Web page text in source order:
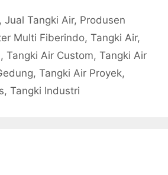
,Jual Tangki Air, Produsen
Multi Fiberindo, Tangki Air,
, Tangki Air Custom, Tangki Air
, Tangki Air Proyek,
, Tangki Industri